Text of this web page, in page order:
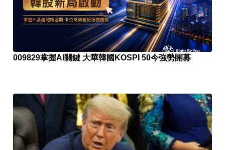
009829掌握AI關鍵 大華韓國KOSPI 50今強勢開募